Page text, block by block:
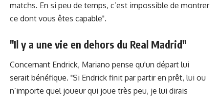
matchs. En si peu de temps, c’est impossible de montrer
ce dont vous êtes capable".
"Il y a une vie en dehors du Real Madrid"
Concernant Endrick, Mariano pense qu'un départ lui
serait bénéfique. "Si Endrick finit par partir en prêt, lui ou
n’importe quel joueur qui joue très peu, je lui dirais